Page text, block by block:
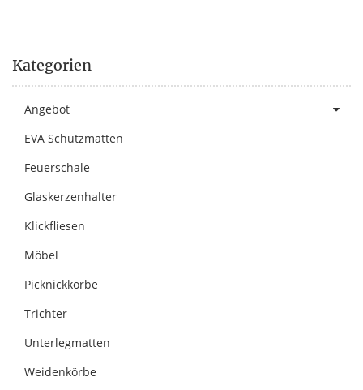
Kategorien
Angebot
EVA Schutzmatten
Feuerschale
Glaskerzenhalter
Klickfliesen
Möbel
Picknickkörbe
Trichter
Unterlegmatten
Weidenkörbe